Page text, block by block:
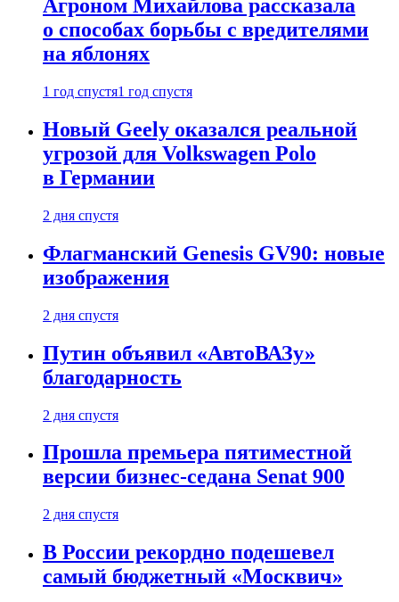
Агроном Михайлова рассказала
о способах борьбы с вредителями
на яблонях
1 год спустя1 год спустя
Новый Geely оказался реальной
угрозой для Volkswagen Polo
в Германии
2 дня спустя
Флагманский Genesis GV90: новые
изображения
2 дня спустя
Путин объявил «АвтоВАЗу»
благодарность
2 дня спустя
Прошла премьера пятиместной
версии бизнес-седана Senat 900
2 дня спустя
В России рекордно подешевел
самый бюджетный «Москвич»